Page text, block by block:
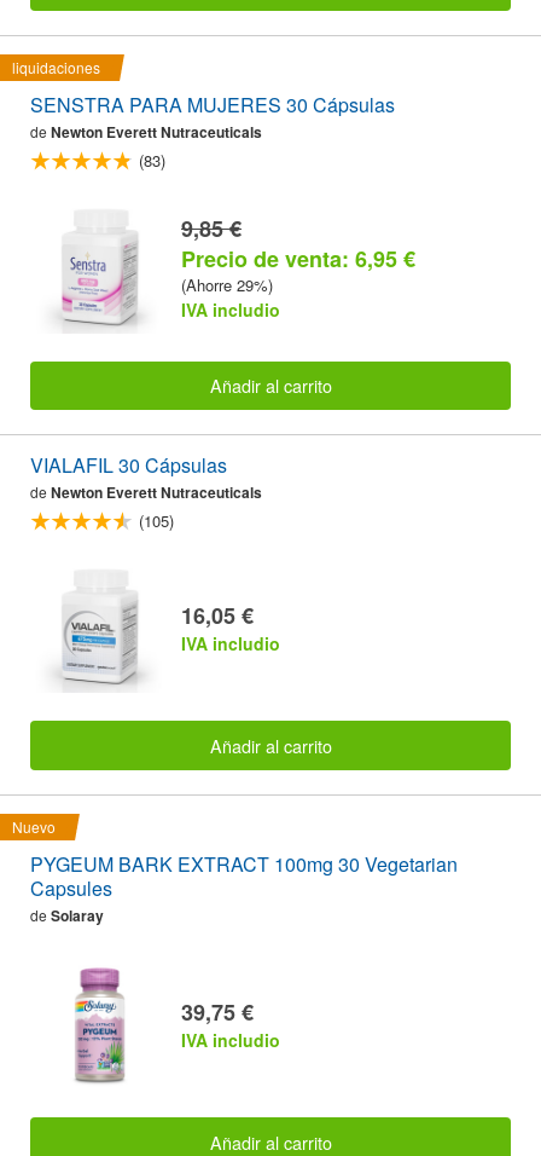
liquidaciones
SENSTRA PARA MUJERES 30 Cápsulas
de Newton Everett Nutraceuticals
(83)
9,85 €
Precio de venta: 6,95 €
(Ahorre 29%)
IVA includio
Añadir al carrito
VIALAFIL 30 Cápsulas
de Newton Everett Nutraceuticals
(105)
16,05 €
IVA includio
Añadir al carrito
Nuevo
PYGEUM BARK EXTRACT 100mg 30 Vegetarian
Capsules
de Solaray
39,75 €
IVA includio
Añadir al carrito